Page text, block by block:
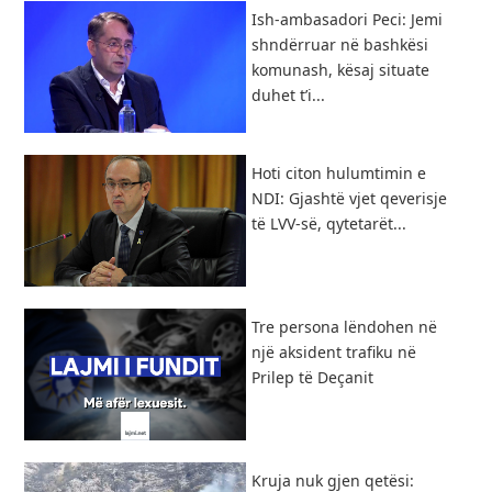
Ish-ambasadori Peci: Jemi
shndërruar në bashkësi
komunash, kësaj situate
duhet t’i...
Hoti citon hulumtimin e
NDI: Gjashtë vjet qeverisje
të LVV-së, qytetarët...
Tre persona lëndohen në
një aksident trafiku në
Prilep të Deçanit
Kruja nuk gjen qetësi: